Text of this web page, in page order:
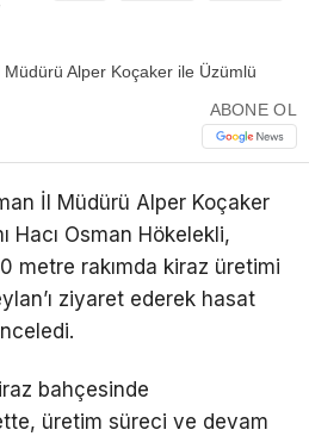
ABONE OL
İl Müdürü Alper Koçaker
Hacı Osman Hökelekli,
metre rakımda kiraz üretimi
ziyaret ederek hasat
bahçesinde
üretim süreci ve devam